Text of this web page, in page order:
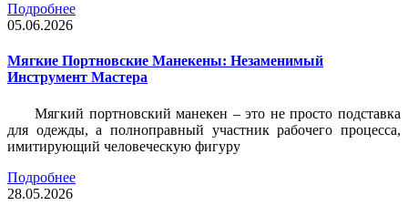
Подробнее
05.06.2026
Мягкие Портновские Манекены: Незаменимый
Инструмент Мастера
Мягкий портновский манекен – это не просто подставка
для одежды, а полноправный участник рабочего процесса,
имитирующий человеческую фигуру
Подробнее
28.05.2026